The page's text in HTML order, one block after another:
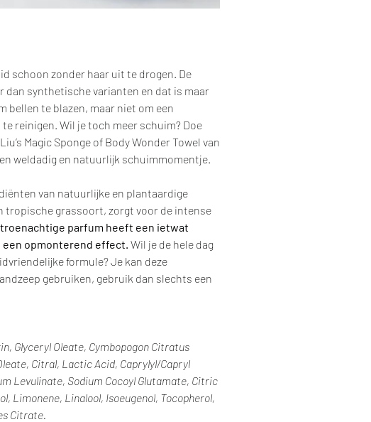
schoon zonder haar uit te drogen. De
dan synthetische varianten en dat is maar
bellen te blazen, maar niet om een
reinigen. Wil je toch meer schuim? Doe
Magic Sponge of Body Wonder Towel van
weldadig en natuurlijk schuimmomentje.
van natuurlijke en plantaardige
tropische grassoort, zorgt voor de intense
parfum heeft een ietwat
opmonterend effect. Wil je de hele dag
formule? Je kan deze
gebruiken, gebruik dan slechts een
Glyceryl Oleate, Cymbopogon Citratus
Citral, Lactic Acid, Caprylyl/Capryl
Levulinate, Sodium Cocoyl Glutamate, Citric
Limonene, Linalool, Isoeugenol, Tocopherol,
Citrate.